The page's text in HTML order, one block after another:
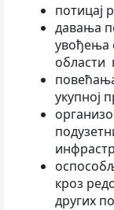
потицај
давања
увођења
области
укупној
кроз
других